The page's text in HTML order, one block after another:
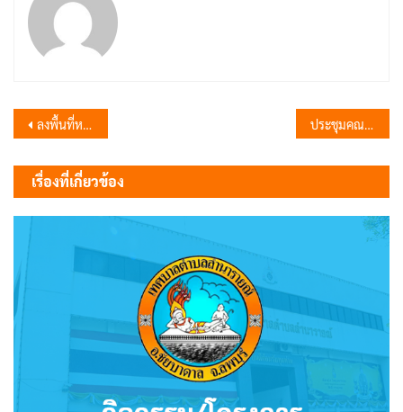
แนะแนว
เรื่อง
ลงพื้นที่หารือและแลกเปลี่ยนข้อมูลเกี่ยวกับแนวทางการเฝ้าระวังอุบัติเหตุบริเวณจุดตัดทางรถไฟ ประชุมคณะกรรมการสถานศึกษาโรงเรียนอนุบาลเทศบาลตำบลลำนารายณ์ และประชุมคณะกรรมการศูนย์พัฒนาเด็กเล็กเทิดไท้องค์ราชันเทศบาลตำบลลำนารายณ์
เรื่องที่เกี่ยวข้อง